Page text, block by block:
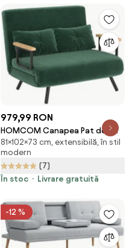
979,99 RON
HOMCOM Canapea Pat de 2
Locuri cu Spătar Reglabil pe 5
Nivele, Canapea Pat Pliabilă cu 2
Perne, 102x73x81 cm, Verde |
Aosom Romania
81×102×73 cm, extensibilă, în stil
modern
(7)
În stoc
Livrare gratuită
-12 %